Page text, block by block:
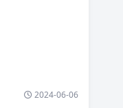
2024-06-06